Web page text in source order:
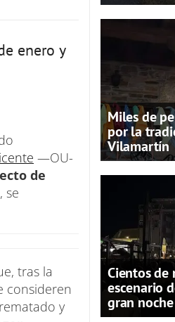
enero y
—OU-
de
se
tras la
consideren
y
Miles de
por la
Vilamartín
Cientos
escenario
gran